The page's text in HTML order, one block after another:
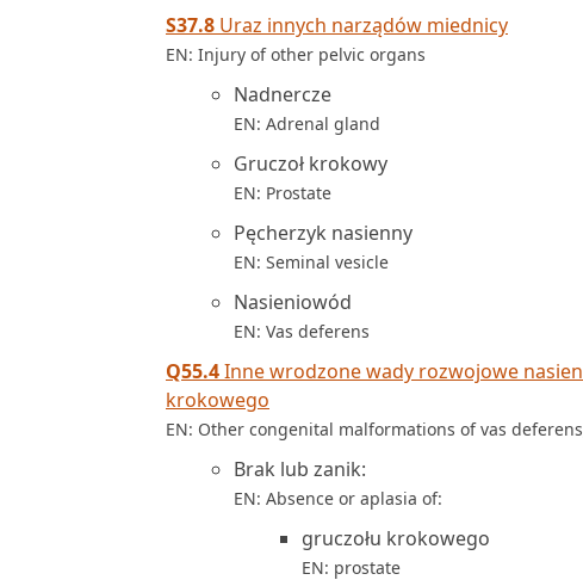
S37.8 Uraz innych narządów miednicy
EN: Injury of other pelvic organs
Nadnercze
EN: Adrenal gland
Gruczoł krokowy
EN: Prostate
Pęcherzyk nasienny
EN: Seminal vesicle
Nasieniowód
EN: Vas deferens
Q55.4Inne wrodzone wady rozwojowe
krokowego
EN: Other congenital malformations of vas
Brak lub zanik:
EN: Absence or aplasia of:
gruczołu krokowego
EN: prostate